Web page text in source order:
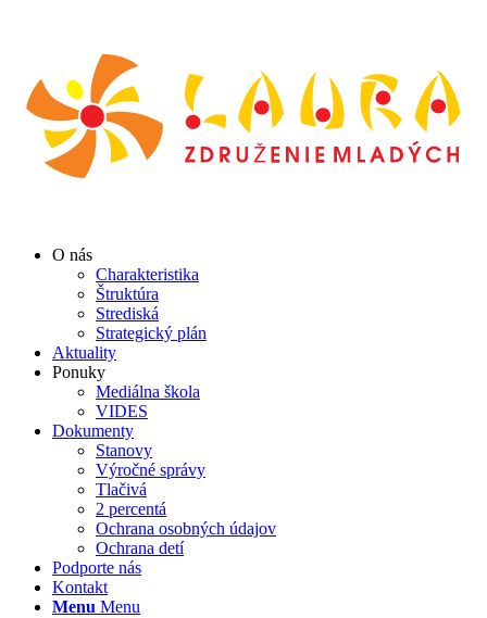
O nás
Charakteristika
Štruktúra
Strediská
Strategický plán
Aktuality
Ponuky
Mediálna škola
VIDES
Dokumenty
Stanovy
Výročné správy
Tlačivá
2 percentá
Ochrana osobných údajov
Ochrana detí
Podporte nás
Kontakt
Menu Menu